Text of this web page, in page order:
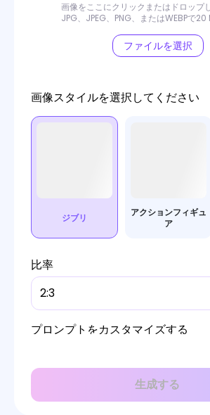
画像をここにクリックまたはドロップ
JPG、JPEG、PNG、またはWEBPで20
ファイルを選択
画像スタイルを選択してください
ジブリ
アクションフィギュ
ア
比率
2:3
プロンプトをカスタマイズする
生成する